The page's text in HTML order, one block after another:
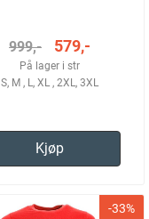
999,- 579,-
På lager i str
S, M , L, XL , 2XL, 3XL
Kjøp
-33%